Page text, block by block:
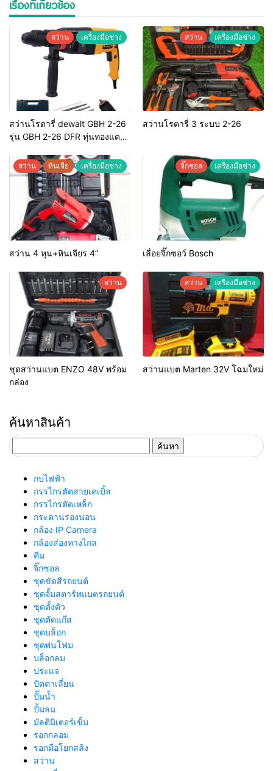
เรื่องที่เกี่ยวข้อง
สว่าน เครื่องมือช่าง
สว่านโรตารี่ dewalt GBH 2-26
รุ่น GBH 2-26 DFR ทุ่นทองแดง
สว่าน เครื่องมือช่าง
สว่านโรตารี่ 3 ระบบ 2-26
สว่าน หินเจีย เครื่องมือช่าง
สว่าน 4 หุน+หินเจียร 4”
จิ๊กซอล เครื่องมือช่าง
เลื่อยจิ๊กซอว์ Bosch
สว่าน
ชุดสว่านแบต ENZO 48V พร้อม
กล่อง
สว่าน เครื่องมือช่าง
สว่านแบต Marten 32V โฉมใหม่
ค้นหาสินค้า
สำหรับ:
กบไฟฟ้า
กรรไกรตัดสายเคเบิ้ล
กรรไกรตัดเหล็ก
กระดานรองนอน
กล้อง IP Camera
กล้องส่องทางไกล
คีม
จิ๊กซอล
ชุดขัดสีรถยนต์​
ชุดจั้มสตาร์ทแบตรถยนต์
ชุดตั้งตัว
ชุดตัดแก๊ส
ชุดบล็อก
ชุดพ่นโฟม
บล็อกลม
ประแจ
ปัตตาเลี่ยน
ปั๊มน้ำ
ปั้มลม
มัลติมิเตอร์เข็ม
รอกกลอม
รอกมือโยกสลิง
สว่าน